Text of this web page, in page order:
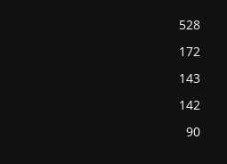
528
172
143
142
90